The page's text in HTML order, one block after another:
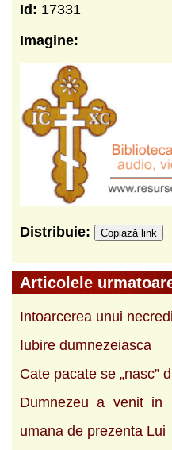
Id: 17331
Imagine:
Distribuie: Copiază link
Articolele
Intoarcerea unui
Iubire dumnezeiasca
Cate pacate se „nasc”
Dumnezeu a venit in
umana de prezenta Lui